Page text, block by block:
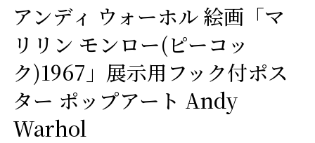
アンディ ウォーホル 絵画「マ
リリン モンロー(ピーコッ
ク)1967」展示用フック付ポス
ター ポップアート Andy
Warhol